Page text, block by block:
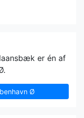
er én af
Ø